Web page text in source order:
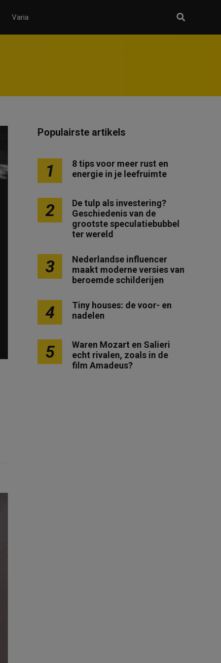
Varia
Populairste artikels
1
8 tips voor meer rust en
energie in je leefruimte
2
De tulp als investering?
Geschiedenis van de
grootste speculatiebubbel
ter wereld
3
Nederlandse influencer
maakt moderne versies van
beroemde schilderijen
4
Tiny houses: de voor- en
nadelen
5
Waren Mozart en Salieri
echt rivalen, zoals in de
film Amadeus?